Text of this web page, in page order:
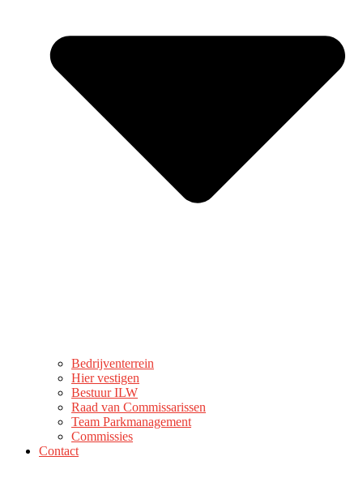
Bedrijventerrein
Hier vestigen
Bestuur ILW
Raad van Commissarissen
Team Parkmanagement
Commissies
Contact